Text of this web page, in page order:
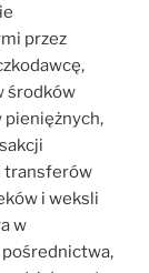
przez
środków
pieniężnych,
transferów
i weksli
w
pośrednictwa,